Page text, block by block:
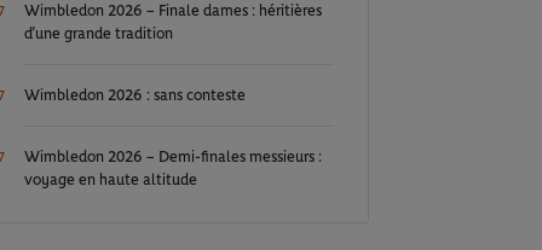
Wimbledon 2026 – Finale dames : héritières
d’une grande tradition
Wimbledon 2026 : sans conteste
Wimbledon 2026 – Demi-finales messieurs :
voyage en haute altitude